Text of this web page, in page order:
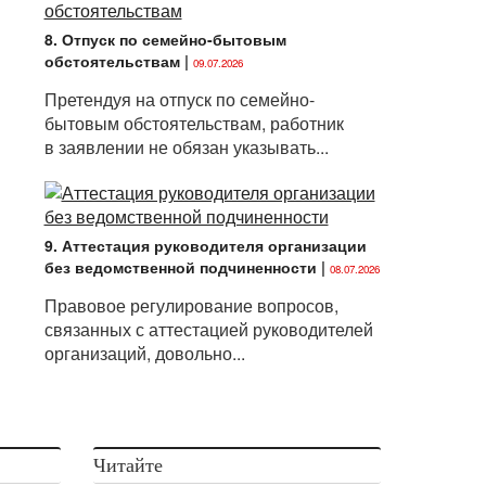
8. Отпуск по семейно-бытовым
обстоятельствам| 09.07.2026
Претендуя на отпуск по семейно-
бытовым обстоятельствам, работник
в заявлении не обязан указывать...
9. Аттестация руководителя организации
без ведомственной подчиненности | 08.07.2026
Правовое регулирование вопросов,
связанных с аттестацией руководителей
организаций, довольно...
Читайте